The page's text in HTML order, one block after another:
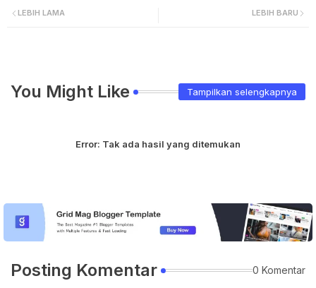
LEBIH BARU
LEBIH LAMA
You Might Like Tampilkan selengkapnya
Error: Tak ada hasil yang ditemukan
Posting Komentar 0 Komentar